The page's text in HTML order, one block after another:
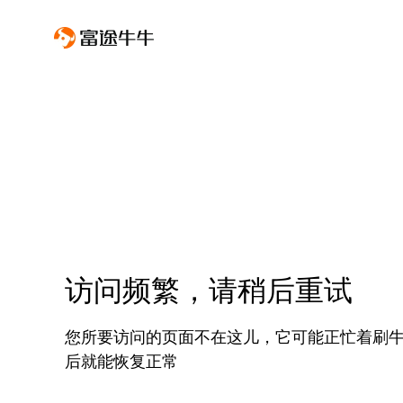
访问频繁，请稍后重试
您所要访问的页面不在这儿，它可能正忙着刷
后就能恢复正常